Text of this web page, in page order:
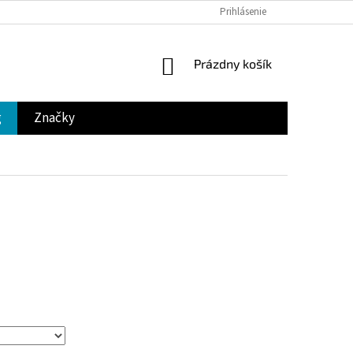
Prihlásenie
NÁKUPNÝ
Prázdny košík
Značky